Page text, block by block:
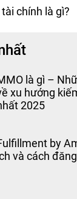
chính là gì?
là gì –
xu hướng
2025
by
và cách